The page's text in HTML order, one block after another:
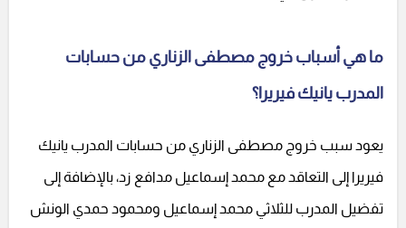
ما هي أسباب خروج مصطفى الزناري من حسابات
المدرب يانيك فيريرا؟
يعود سبب خروج مصطفى الزناري من حسابات المدرب يانيك
فيريرا إلى التعاقد مع محمد إسماعيل مدافع زد، بالإضافة إلى
تفضيل المدرب للثلاثي محمد إسماعيل ومحمود حمدي الونش